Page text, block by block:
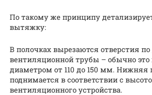
По такому же принципу
вытяжку:
В полочках вырезаются отверстия
вентиляционной трубы – обычно это
диаметром от 110 до 150 мм. Нижняя
поднимается в соответствии с
вентиляционного устройства.